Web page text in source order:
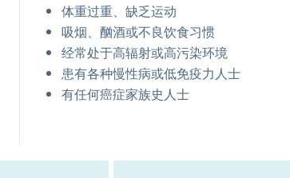
体重过重、缺乏运动
吸烟、酗酒或不良饮食习惯
经常处于高辐射或高污染环境
患有各种慢性病或低免疫力人士
有任何癌症家族史人士